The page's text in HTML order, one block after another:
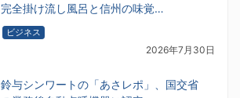
完全掛け流し風呂と信州の味覚…
ビジネス
2026年7月30日
鈴与シンワートの「あさレポ」、国交省